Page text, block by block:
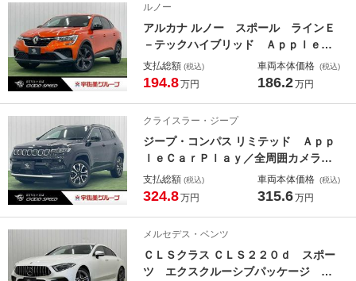
レコーダー／シートメモリ／
ルノー
アルカナ ルノー スポール ラインＥ
－テックハイブリッド ＡｐｐｌｅＣ
ａｒＰｌａｙ／全周囲カメラ／シート
ヒーター／レーダークルーズコントロ
プッシュスタート／スマートキー／純
正アルミ
支払総額 (税込)
194.8万円
車両本体価格 (税込)
186.2万円
クライスラー・ジープ
ジープ・コンパス リミテッド Ａｐｐ
ｌｅＣａｒＰｌａｙ／全周囲カメラ／
黒革シート／シートヒーター／レーダ
ークルーズ／ブラインドスポット／ク
アルパインスピーカー／
支払総額 (税込)
324.8万円
車両本体価格 (税込)
315.6万円
メルセデス・ベンツ
ＣＬＳクラス ＣＬＳ２２０ｄ スポー
ツ エクスクルーシブパッケージ サ